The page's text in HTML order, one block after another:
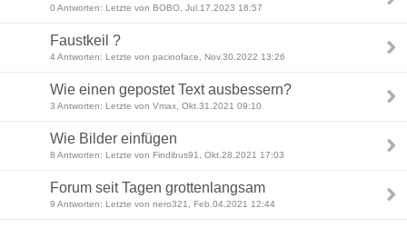
0 Antworten: Letzte von BOBO, Jul.17.2023 18:57
Faustkeil ?
4 Antworten: Letzte von pacinoface, Nov.30.2022 13:26
Wie einen gepostet Text ausbessern?
3 Antworten: Letzte von Vmax, Okt.31.2021 09:10
Wie Bilder einfügen
8 Antworten: Letzte von Findibus91, Okt.28.2021 17:03
Forum seit Tagen grottenlangsam
9 Antworten: Letzte von nero321, Feb.04.2021 12:44